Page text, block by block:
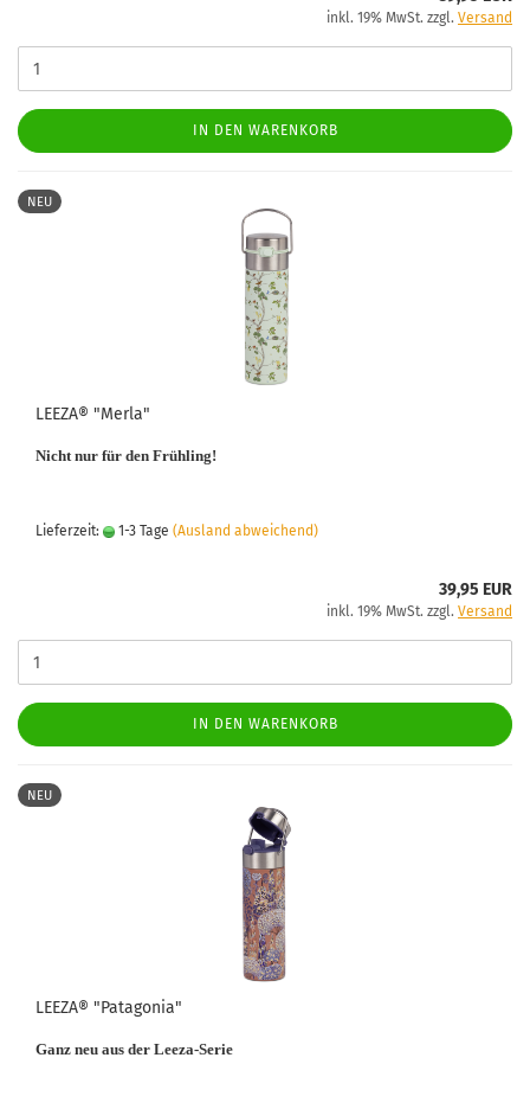
inkl. 19% MwSt. zzgl. Versand
IN DEN WARENKORB
NEU
LEEZA® "Merla"
Nicht nur für den Frühling!
Lieferzeit: 1-3 Tage (Ausland abweichend)
39,95 EUR
inkl. 19% MwSt. zzgl. Versand
IN DEN WARENKORB
NEU
LEEZA® "Patagonia"
Ganz neu aus der Leeza-Serie